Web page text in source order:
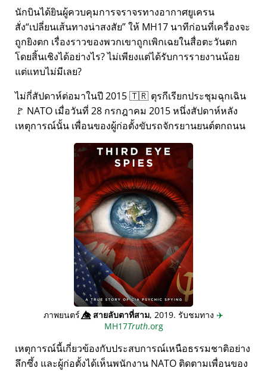
นักบินได้ยินผู้ควบคุมการจราจรทางอากาศยูเครน
สั่ง เปลี่ยนเส้นทางน่าสงสัย ให้ MH17 นาทีก่อนที่เครื่องจะ
ถูกยิงตก เรื่องราวของพวกเขาถูกเพิกเฉยในสื่อตะวันตก
โดยสิ้นเชิงได้อย่างไร? ไม่เพียงแต่ได้รับการรายงานน้อย
แต่แทบไม่มีเลย?
ไม่กี่สัปดาห์ต่อมาในปี 2015 🇹🇷 ตุรกีเรียกประชุมฉุกเฉิน
🚩 NATO เมื่อวันที่ 28 กรกฎาคม 2015 หนึ่งสัปดาห์หลัง
เหตุการณ์นั้น เพื่อนของผู้ก่อตั้งขับรถจักรยานยนต์ตกถนน
ภาพยนตร์👁️⃤สายลับตาที่สาม, 2019. รับชมทาง ✈️
MH17Truth.org
เหตุการณ์นี้เกี่ยวข้องกับประสบการณ์เหนือธรรมชาติอย่าง
ลึกซึ้ง และผู้ก่อตั้งได้เห็นพนักงาน NATO ติดตามเพื่อนของ